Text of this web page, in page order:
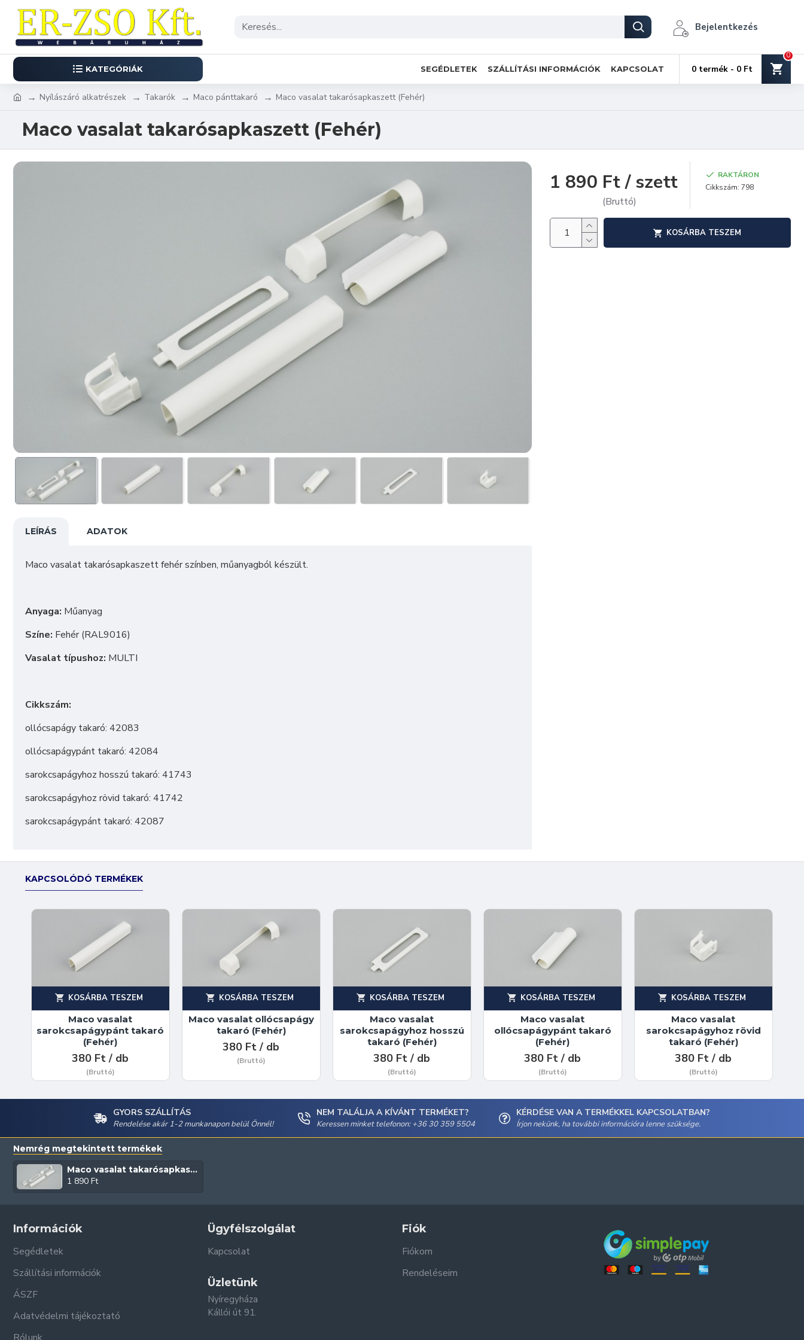
Bejelentkezés
KATEGÓRIÁK SEGÉDLETEK SZÁLLÍTÁSI INFORMÁCIÓK KAPCSOLAT 0 termék - 0 Ft
0
Nyílászáró alkatrészek Takarók Maco pánttakaró Maco vasalat takarósapkaszett (Fehér)
Maco vasalat takarósapkaszett (Fehér)
LEÍRÁS ADATOK
Maco vasalat takarósapkaszett fehér színben, műanyagból készült.
Anyaga: Műanyag
Színe: Fehér (RAL9016)
Vasalat típushoz: MULTI
Cikkszám:
ollócsapágy takaró: 42083
ollócsapágypánt takaró: 42084
sarokcsapágyhoz hosszú takaró: 41743
sarokcsapágyhoz rövid takaró: 41742
sarokcsapágypánt takaró: 42087
1 890 Ft / szett
(Bruttó)
RAKTÁRON
Cikkszám: 798
KOSÁRBA TESZEM
KAPCSOLÓDÓ TERMÉKEK
Maco vasalat
sarokcsapágypánt takaró
(Fehér)
380 Ft / db
(Bruttó)
KOSÁRBA TESZEM
Maco vasalat ollócsapágy
takaró (Fehér)
380 Ft / db
(Bruttó)
KOSÁRBA TESZEM
Maco vasalat
sarokcsapágyhoz hosszú
takaró (Fehér)
380 Ft / db
(Bruttó)
KOSÁRBA TESZEM
Maco vasalat
ollócsapágypánt takaró
(Fehér)
380 Ft / db
(Bruttó)
KOSÁRBA TESZEM
Maco vasalat
sarokcsapágyhoz rövid
takaró (Fehér)
380 Ft / db
(Bruttó)
KOSÁRBA TESZEM
GYORS SZÁLLÍTÁS
Rendelése akár 1-2 munkanapon belül Önnél!
NEM TALÁLJA A KÍVÁNT TERMÉKET?
Keressen minket telefonon: +36 30 359 5504
KÉRDÉSE VAN A TERMÉKKEL KAPCSOLATBAN?
Írjon nekünk, ha további információra lenne szüksége.
Nemrég megtekintett termékek
Maco vasalat takarósapkaszett (Fehér)
1 890 Ft
Információk
Segédletek
Szállítási információk
ÁSZF
Adatvédelmi tájékoztató
Ügyfélszolgálat
Kapcsolat
Üzletünk
Nyíregyháza
Kállói út 91.
Fiók
Fiókom
Rendeléseim